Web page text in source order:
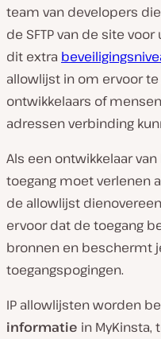
team van developers
de SFTP van de site
dit extra
allowlijst in om ervoor
ontwikkelaars of
adressen verbinding
Als een ontwikkelaar
toegang moet verlenen
de allowlijst
ervoor dat de toegang
bronnen en beschermt
toegangspogingen.
IP allowlijsten worden
informatie in MyKinsta,